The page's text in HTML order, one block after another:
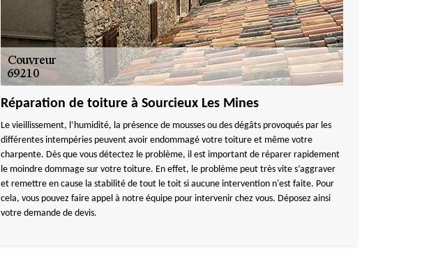
Réparation de toiture à Sourcieux Les Mines
Le vieillissement, l’humidité, la présence de mousses ou des dégâts provoqués par les
différentes intempéries peuvent avoir endommagé votre toiture et même votre
charpente. Dès que vous détectez le problème, il est important de réparer rapidement
le moindre dommage sur votre toiture. En effet, le problème peut très vite s’aggraver
et remettre en cause la stabilité de tout le toit si aucune intervention n'est faite. Pour
cela, vous pouvez faire appel à notre équipe pour intervenir chez vous. Déposez ainsi
votre demande de devis.